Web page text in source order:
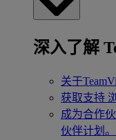
深入了解
关于
获取支持
成为合作
伙伴计划。